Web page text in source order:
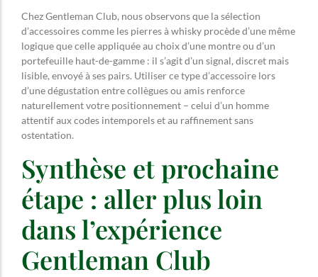
Chez Gentleman Club, nous observons que la sélection
d’accessoires comme les pierres à whisky procède d’une même
logique que celle appliquée au choix d’une montre ou d’un
portefeuille haut-de-gamme : il s’agit d’un signal, discret mais
lisible, envoyé à ses pairs. Utiliser ce type d’accessoire lors
d’une dégustation entre collègues ou amis renforce
naturellement votre positionnement – celui d’un homme
attentif aux codes intemporels et au raffinement sans
ostentation.
Synthèse et prochaine
étape : aller plus loin
dans l’expérience
Gentleman Club